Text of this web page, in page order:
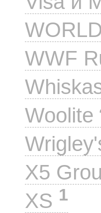
WWF
Woolite
X5
XS 1